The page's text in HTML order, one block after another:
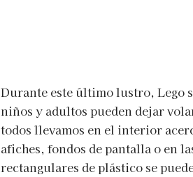
Durante este último lustro, Lego
niños y adultos pueden dejar
todos llevamos en el interior
afiches, fondos de pantalla o en
rectangulares de plástico se